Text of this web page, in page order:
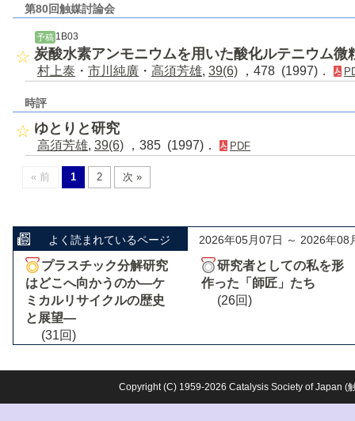
第80回触媒討論会
予稿1B03
炭酸水素アンモニウムを用いた酸化ルテニウム微
村上泰 ・ 市川純廣 ・ 高須芳雄, 39(6) ，478 (1997)．
時評
ゆとりと研究
高須芳雄, 39(6) ，385 (1997)． PDF
« 前 1 2 次 »
よく読まれているページ 2026年05月07日 ～ 2026年08
プラスチック分解研究
はどこへ向かうのか―ケ
ミカルリサイクルの歴史
と展望―
(31回)
研究者としての私を形
作った「師匠」たち
(26回)
Copyright (C) 1959-2026 Catalysis Society of Japan (